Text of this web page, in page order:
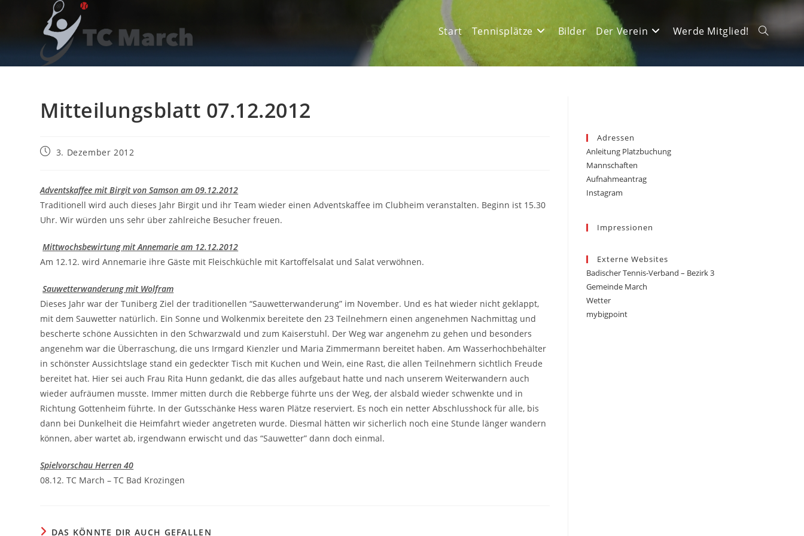
Start Tennisplätze Bilder Der Verein Werde Mitglied! Website-
Mitteilungsblatt 07.12.2012
Beitrag3. Dezember 2012
Adventskaffee mit Birgit von Samson am 09.12.2012
Traditionell wird auch dieses Jahr Birgit und ihr Team wieder einen Adventskaffee im Clubheim veranstalten. Beginn ist 15.30
Uhr. Wir würden uns sehr über zahlreiche Besucher freuen.
Mittwochsbewirtung mit Annemarie am 12.12.2012
Am 12.12. wird Annemarie ihre Gäste mit Fleischküchle mit Kartoffelsalat und Salat verwöhnen.
Sauwetterwanderung mit Wolfram
Dieses Jahr war der Tuniberg Ziel der traditionellen “Sauwetterwanderung” im November. Und es hat wieder nicht geklappt,
mit dem Sauwetter natürlich. Ein Sonne und Wolkenmix bereitete den 23 Teilnehmern einen angenehmen Nachmittag und
bescherte schöne Aussichten in den Schwarzwald und zum Kaiserstuhl. Der Weg war angenehm zu gehen und besonders
angenehm war die Überraschung, die uns Irmgard Kienzler und Maria Zimmermann bereitet haben. Am Wasserhochbehälter
in schönster Aussichtslage stand ein gedeckter Tisch mit Kuchen und Wein, eine Rast, die allen Teilnehmern sichtlich Freude
bereitet hat. Hier sei auch Frau Rita Hunn gedankt, die das alles aufgebaut hatte und nach unserem Weiterwandern auch
wieder aufräumen musste. Immer mitten durch die Rebberge führte uns der Weg, der alsbald wieder schwenkte und in
Richtung Gottenheim führte. In der Gutsschänke Hess waren Plätze reserviert. Es noch ein netter Abschlusshock für alle, bis
dann bei Dunkelheit die Heimfahrt wieder angetreten wurde. Diesmal hätten wir sicherlich noch eine Stunde länger wandern
können, aber wartet ab, irgendwann erwischt und das “Sauwetter” dann doch einmal.
Spielvorschau Herren 40
08.12. TC March – TC Bad Krozingen
DAS KÖNNTE DIR AUCH GEFALLEN
Adressen
Anleitung Platzbuchung
Mannschaften
Aufnahmeantrag
Instagram
Impressionen
Externe Websites
Badischer Tennis-Verband – Bezirk 3
Gemeinde March
Wetter
mybigpoint